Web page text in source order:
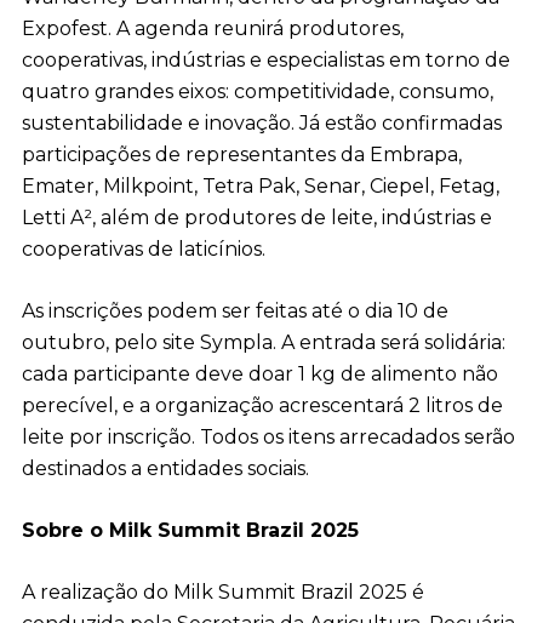
Expofest. A agenda reunirá produtores,
cooperativas, indústrias e especialistas em torno de
quatro grandes eixos: competitividade, consumo,
sustentabilidade e inovação. Já estão confirmadas
participações de representantes da Embrapa,
Emater, Milkpoint, Tetra Pak, Senar, Ciepel, Fetag,
Letti A², além de produtores de leite, indústrias e
cooperativas de laticínios.
As inscrições podem ser feitas até o dia 10 de
outubro, pelo site Sympla. A entrada será solidária:
cada participante deve doar 1 kg de alimento não
perecível, e a organização acrescentará 2 litros de
leite por inscrição. Todos os itens arrecadados serão
destinados a entidades sociais.
Sobre o Milk Summit Brazil 2025
A realização do Milk Summit Brazil 2025 é